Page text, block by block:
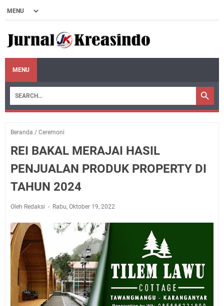
MENU
Beranda / Ceremoni
REI BAKAL MERAJAI HASIL
PENJUALAN PRODUK PROPERTY DI
TAHUN 2024
Oleh Redaksi Rabu, Oktober 19, 2022